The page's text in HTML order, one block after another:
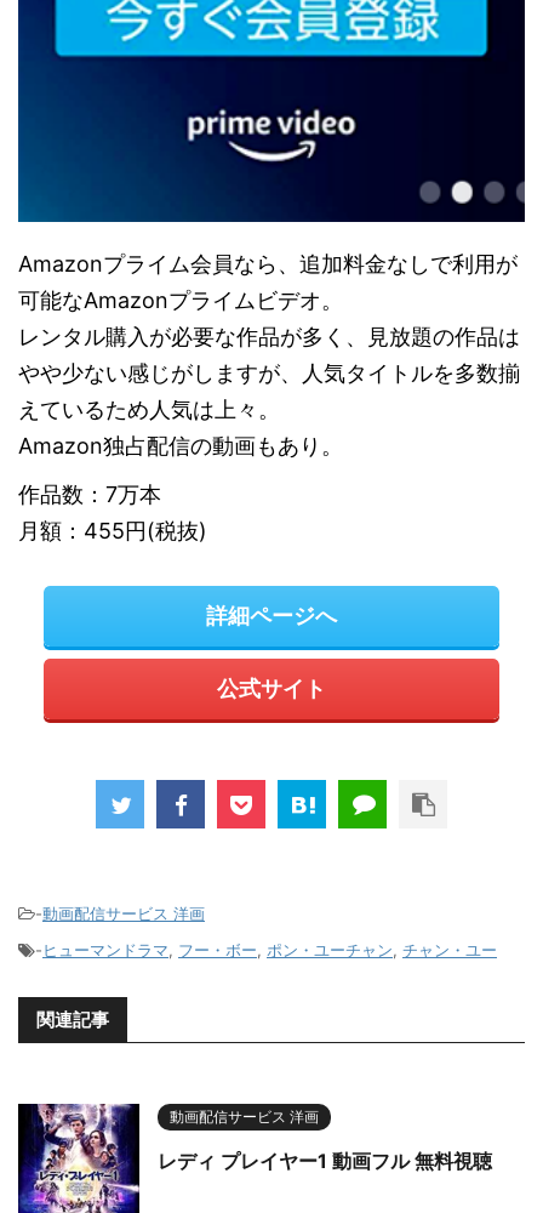
Amazonプライム会員なら、追加料金なしで利用が
可能なAmazonプライムビデオ。
レンタル購入が必要な作品が多く、見放題の作品は
やや少ない感じがしますが、人気タイトルを多数揃
えているため人気は上々。
Amazon独占配信の動画もあり。
作品数：7万本
月額：455円(税抜)
詳細ページへ
公式サイト
-動画配信サービス 洋画
-ヒューマンドラマ, フー・ボー, ポン・ユーチャン, チャン・ユー
関連記事
動画配信サービス 洋画
レディ プレイヤー1 動画フル 無料視聴